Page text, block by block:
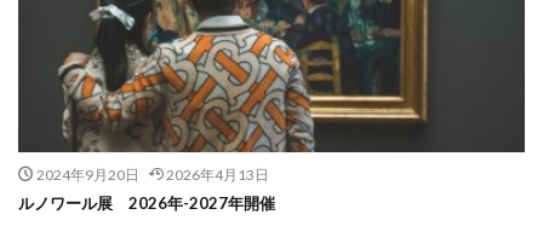
2024年9月20日 2026年4月13日
ルノワール展 2026年-2027年開催